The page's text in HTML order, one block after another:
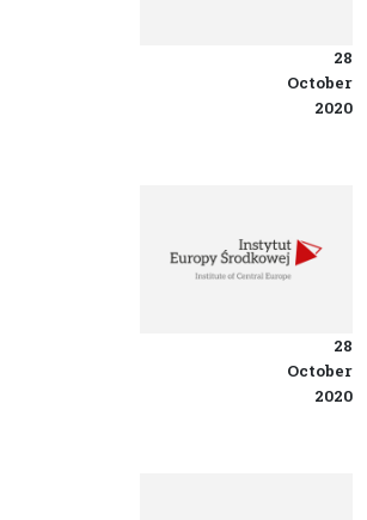
28
October
2020
28
October
2020